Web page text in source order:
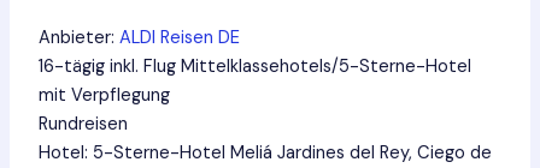
Anbieter: ALDI Reisen DE
16-tägig inkl. Flug Mittelklassehotels/5-Sterne-Hotel
mit Verpflegung
Rundreisen
Hotel: 5-Sterne-Hotel Meliá Jardines del Rey, Ciego de